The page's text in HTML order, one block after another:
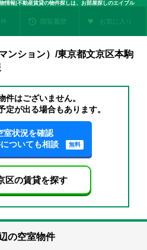
情報|不動産賃貸の物件探しは、お部屋探しのエイブル
閲覧履歴 お気に入り
ンション）/東京都文京区本駒
件はございません。
定が出る場合もあります。
室状況を確認
ついても相談
無料
区の賃貸を探す
の空室物件